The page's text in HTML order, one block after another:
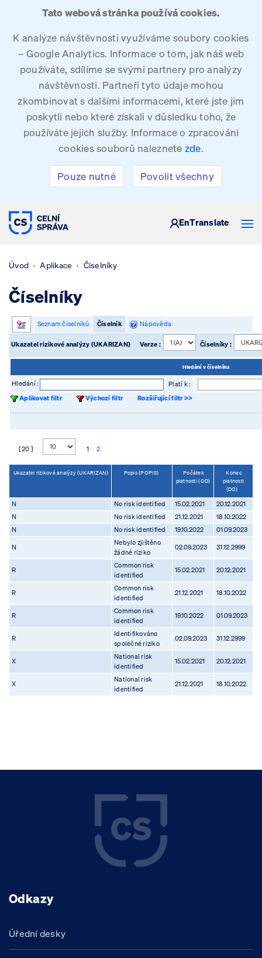
Tato webová stránka používá cookies.
K analýze návštěvnosti využíváme soubory cookies
– Google Analytics. Informace o tom, jak náš web
používáte, sdílíme se svými partnery pro analýzy
návštěvnosti. Partneři tyto údaje mohou
zkombinovat s dalšími informacemi, které jste jim
poskytli nebo které získali v důsledku toho, že
používáte jejich služby. Informace o zpracování
cookies souborů naleznete zde.
Pouze nutné Povolit všechny
CELNÍ SPRÁVA ČESKÉ REPUBLIKY
EnTranslate
Úvod Aplikace Číselníky
Číselníky
Seznam číselníků Číselník Nápověda
Ukazatel rizikové analýzy (UKARIZAN) Verze : Číselníky :
Hledání v číselníku
Hledání :
Platí k :
Aplikovat filtr
Výchozí filtr Rozšiřující filtr >>
[ 20 ] 1 2
Ukazatel rizikové analýzy (UKARIZAN) Popis (POPIS)
Počátek
platnosti (OD)
Konec
platnosti
(DO)
N No risk identified 15.02.2021
20.12.2021
N
No risk identified 21.12.2021
18.10.2022
N
No risk identified 19.10.2022 01.09.2023
N
Nebylo zjištěno
žádné riziko
02.09.2023 31.12.2999
R
Common risk
identified
15.02.2021 20.12.2021
R
Common risk
identified
21.12.2021 18.10.2022
R
Common risk
identified
19.10.2022 01.09.2023
R
Identifikováno
společné riziko
02.09.2023 31.12.2999
X
National risk
identified
15.02.2021 20.12.2021
X
National risk
identified
21.12.2021 18.10.2022
Odkazy
Úřední desky